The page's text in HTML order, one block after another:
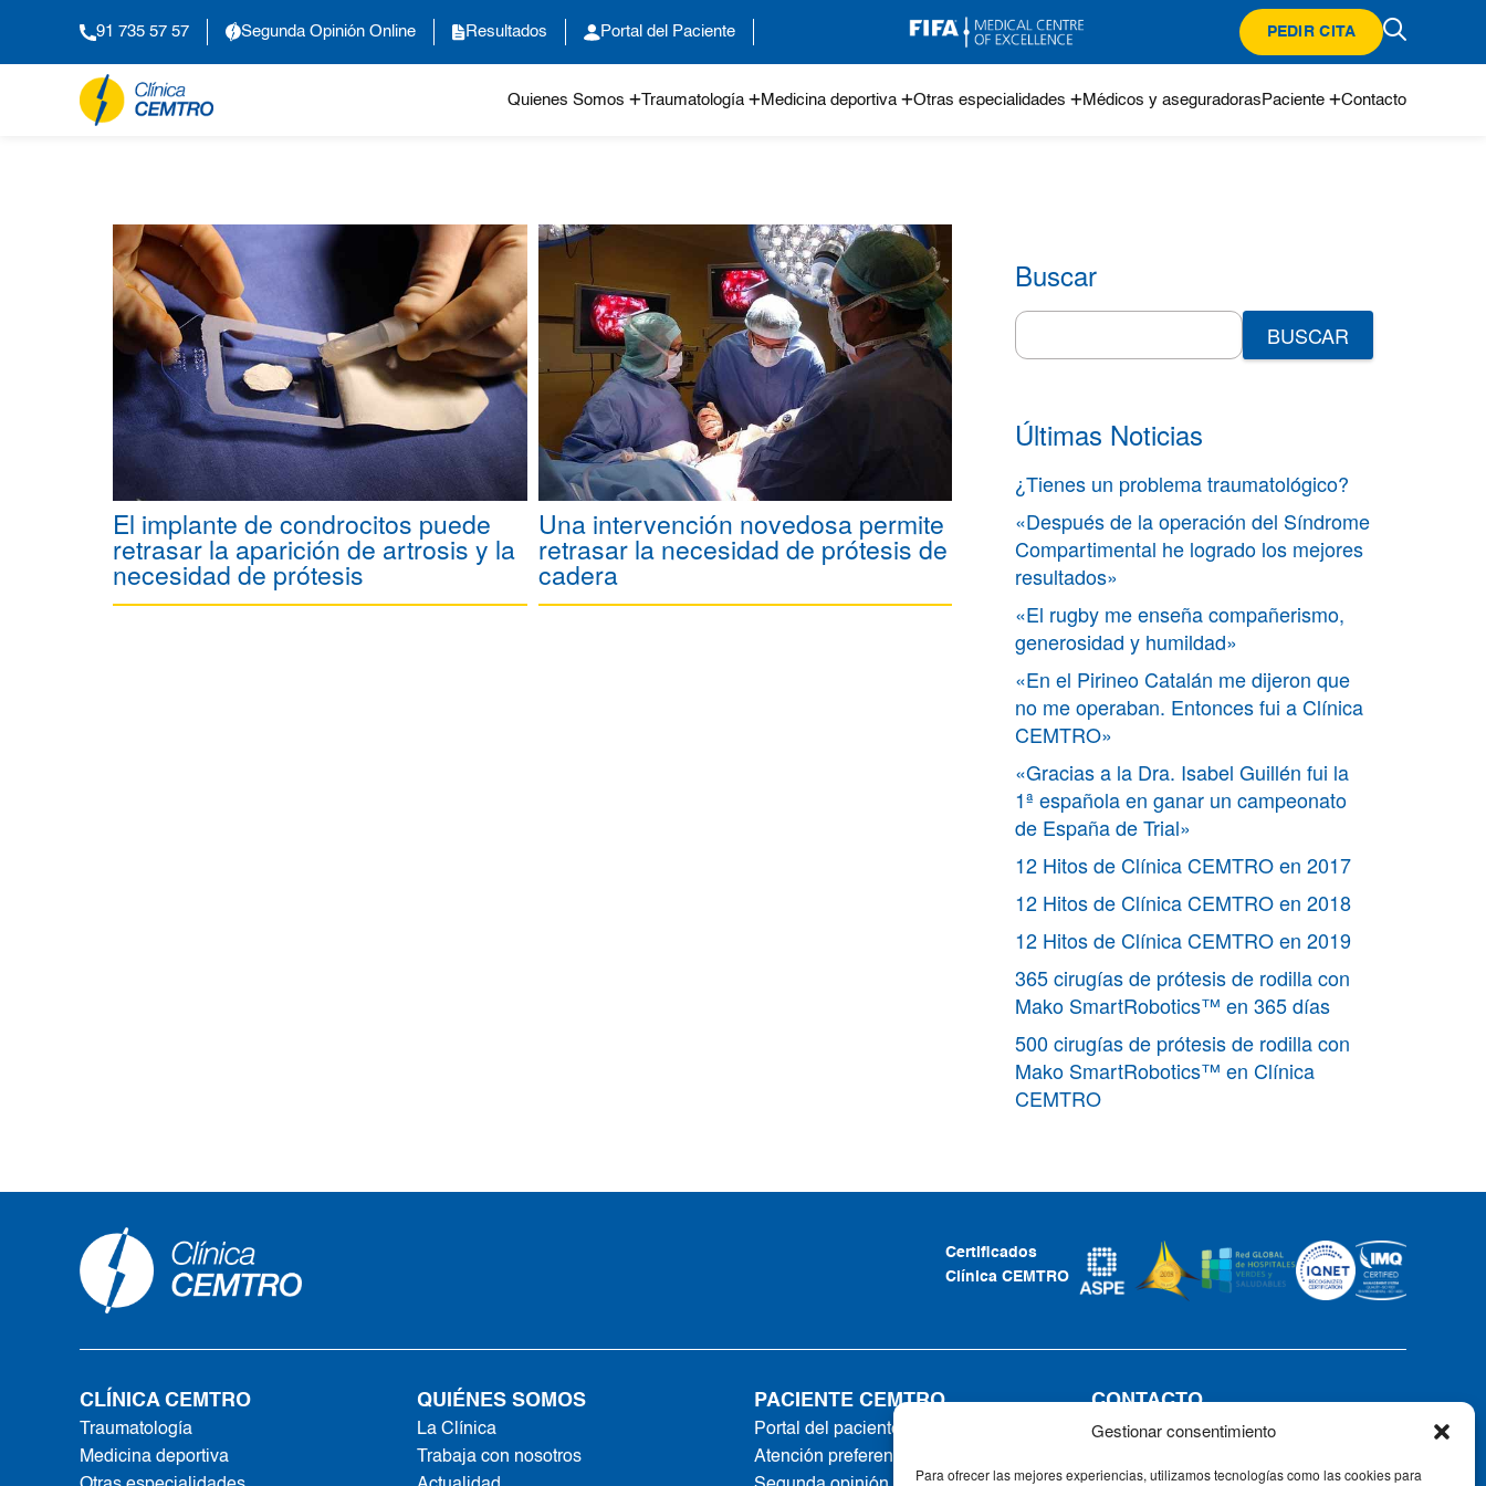
Gestionar consentimiento
Para ofrecer las mejores experiencias, utilizamos tecnologías como las cookies para
91 735 57 57 Segunda Opinión Online Resultados Portal del Paciente PEDIR CITA
Quienes Somos Traumatología Medicina deportiva Otras especialidades Médicos y aseguradoras Paciente Contacto
El implante de condrocitos puede
retrasar la aparición de artrosis y la
necesidad de prótesis
Una intervención novedosa permite
retrasar la necesidad de prótesis de
cadera
Buscar
Search
for:
Últimas Noticias
¿Tienes un problema traumatológico?
«Después de la operación del Síndrome
Compartimental he logrado los mejores
resultados»
«El rugby me enseña compañerismo,
generosidad y humildad»
«En el Pirineo Catalán me dijeron que
no me operaban. Entonces fui a Clínica
CEMTRO»
«Gracias a la Dra. Isabel Guillén fui la
1ª española en ganar un campeonato
de España de Trial»
12 Hitos de Clínica CEMTRO en 2017
12 Hitos de Clínica CEMTRO en 2018
12 Hitos de Clínica CEMTRO en 2019
365 cirugías de prótesis de rodilla con
Mako SmartRobotics™ en 365 días
500 cirugías de prótesis de rodilla con
Mako SmartRobotics™ en Clínica
CEMTRO
Certificados
Clínica CEMTRO
CLÍNICA CEMTRO
Traumatología
Medicina deportiva
QUIÉNES SOMOS
La Clínica
Trabaja con nosotros
PACIENTE CEMTRO
Portal del paciente
Atención preferente
CONTACTO
Tel: +34 91 735 57 57 | Fax: 91 735